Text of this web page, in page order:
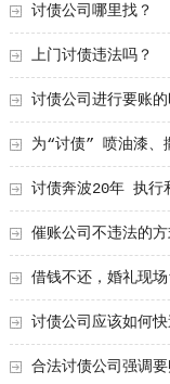
讨债公司哪里找？
上门讨债违法吗？
讨债公司进行要账
为“讨债” 喷油漆、
讨债奔波20年 执行
催账公司不违法的
借钱不还，婚礼现
讨债公司应该如何快
合法讨债公司强调